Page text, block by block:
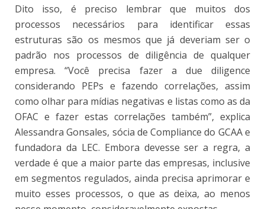
Dito isso, é preciso lembrar que muitos dos
processos necessários para identificar essas
estruturas são os mesmos que já deveriam ser o
padrão nos processos de diligência de qualquer
empresa. “Você precisa fazer a due diligence
considerando PEPs e fazendo correlações, assim
como olhar para mídias negativas e listas como as da
OFAC e fazer estas correlações também”, explica
Alessandra Gonsales, sócia de Compliance do GCAA e
fundadora da LEC. Embora devesse ser a regra, a
verdade é que a maior parte das empresas, inclusive
em segmentos regulados, ainda precisa aprimorar e
muito esses processos, o que as deixa, ao menos